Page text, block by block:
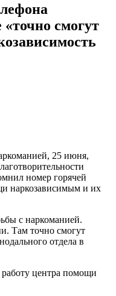
«точно смогут
25 июня,
номер горячей
наркозависимым и их
с наркоманией.
Там точно смогут
отдела в
центра помощи